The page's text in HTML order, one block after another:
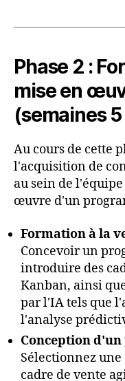
Phase 2 :
mise en
(semaines
Au cours de cette
l'acquisition de
au sein de
œuvre d'un
Formation à la
Concevoir un
introduire des
Kanban, ainsi
par l'IA tels que
l'analyse
Conception
Sélectionnez
cadre de vente